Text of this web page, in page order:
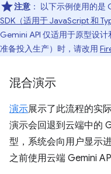
注意 ： 以下示例使用的是
SDK（适用于 JavaScript 和
Gemini API 仅适用于原型设
准备投入生产）时，请改用
混合演示
演示展示了此流程的实
演示会回退到云端中的
型，系统会向用户显示
之前使用云端 Gemini